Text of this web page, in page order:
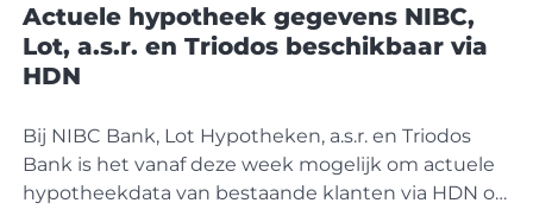
Actuele hypotheek gegevens NIBC,
Lot, a.s.r. en Triodos beschikbaar via
HDN
Bij NIBC Bank, Lot Hypotheken, a.s.r. en Triodos
Bank is het vanaf deze week mogelijk om actuele
hypotheekdata van bestaande klanten via HDN op